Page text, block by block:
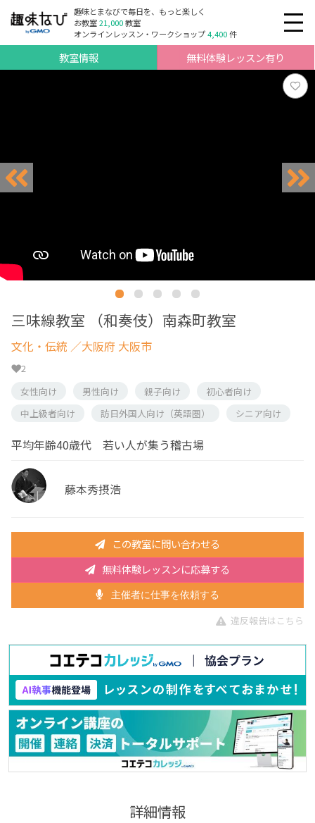
趣味とまなびで毎日を、もっと楽しく
お教室21,000教室
オンラインレッスン・ワークショップ4,400件
教室情報 無料体験レッスン有り
三味線教室 （和奏伎）南森町教室
文化・伝統 ／大阪府 大阪市
2
女性向け
男性向け 親子向け
初心者向け
中上級者向け
訪日外国人向け（英語圏） シニア向け
平均年齢40歳代 若い人が集う稽古場
藤本秀摂浩
この教室に問い合わせる
無料体験レッスンに応募する
主催者に仕事を依頼する
違反報告はこちら
詳細情報